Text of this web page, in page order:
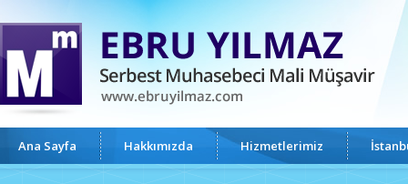
Ana Sayfa Hakkımızda Hizmetlerimiz